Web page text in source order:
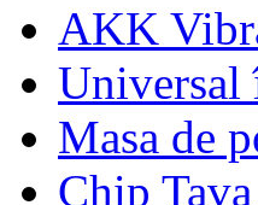
AKK
Universal
Masa de
Chip Tava